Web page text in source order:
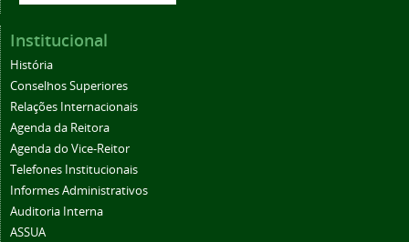
Institucional
História
Conselhos Superiores
Relações Internacionais
Agenda da Reitora
Agenda do Vice-Reitor
Telefones Institucionais
Informes Administrativos
Auditoria Interna
ASSUA